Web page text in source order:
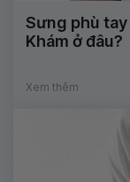
Sưng phù
Khám ở đâu?
Xem thêm